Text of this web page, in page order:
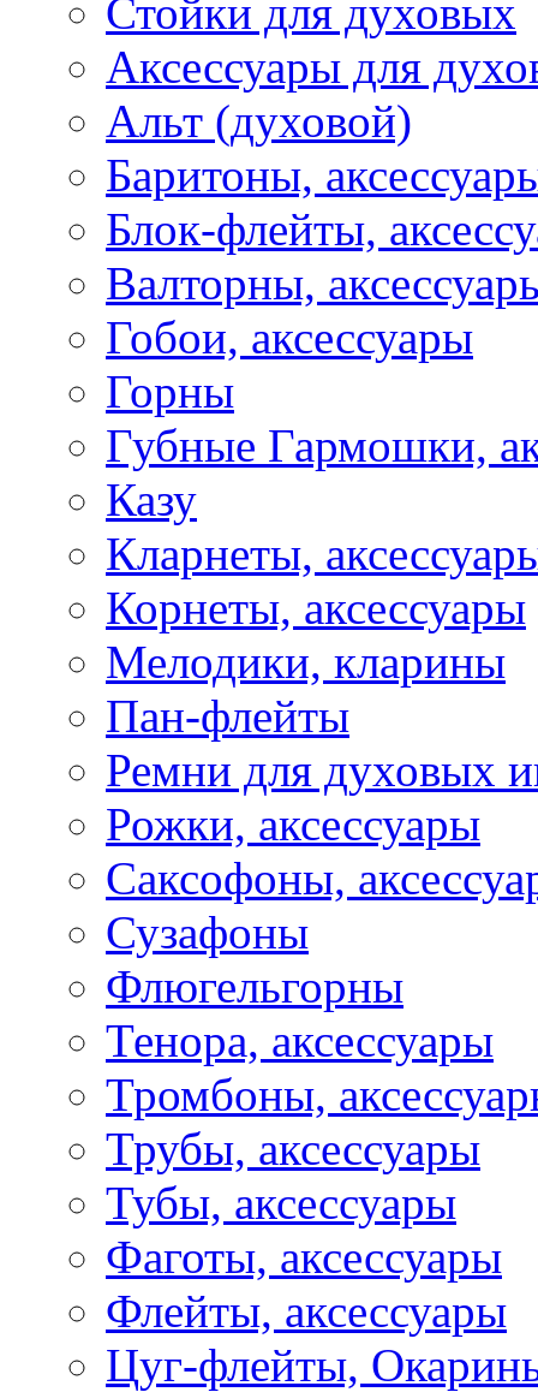
Стойки для духовых
Аксессуары для
Альт (духовой)
Баритоны,
Блок-флейты,
Валторны,
Гобои, аксессуары
Горны
Губные Гармошки,
Казу
Кларнеты,
Корнеты, аксессуары
Мелодики, кларины
Пан-флейты
Ремни для духовых
Рожки, аксессуары
Саксофоны,
Сузафоны
Флюгельгорны
Тенора, аксессуары
Тромбоны,
Трубы, аксессуары
Тубы, аксессуары
Фаготы, аксессуары
Флейты, аксессуары
Цуг-флейты,